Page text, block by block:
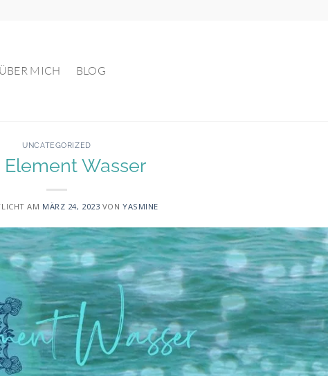
ÜBER MICH BLOG
UNCATEGORIZED
Element Wasser
AM MÄRZ 24, 2023 VONYASMINE